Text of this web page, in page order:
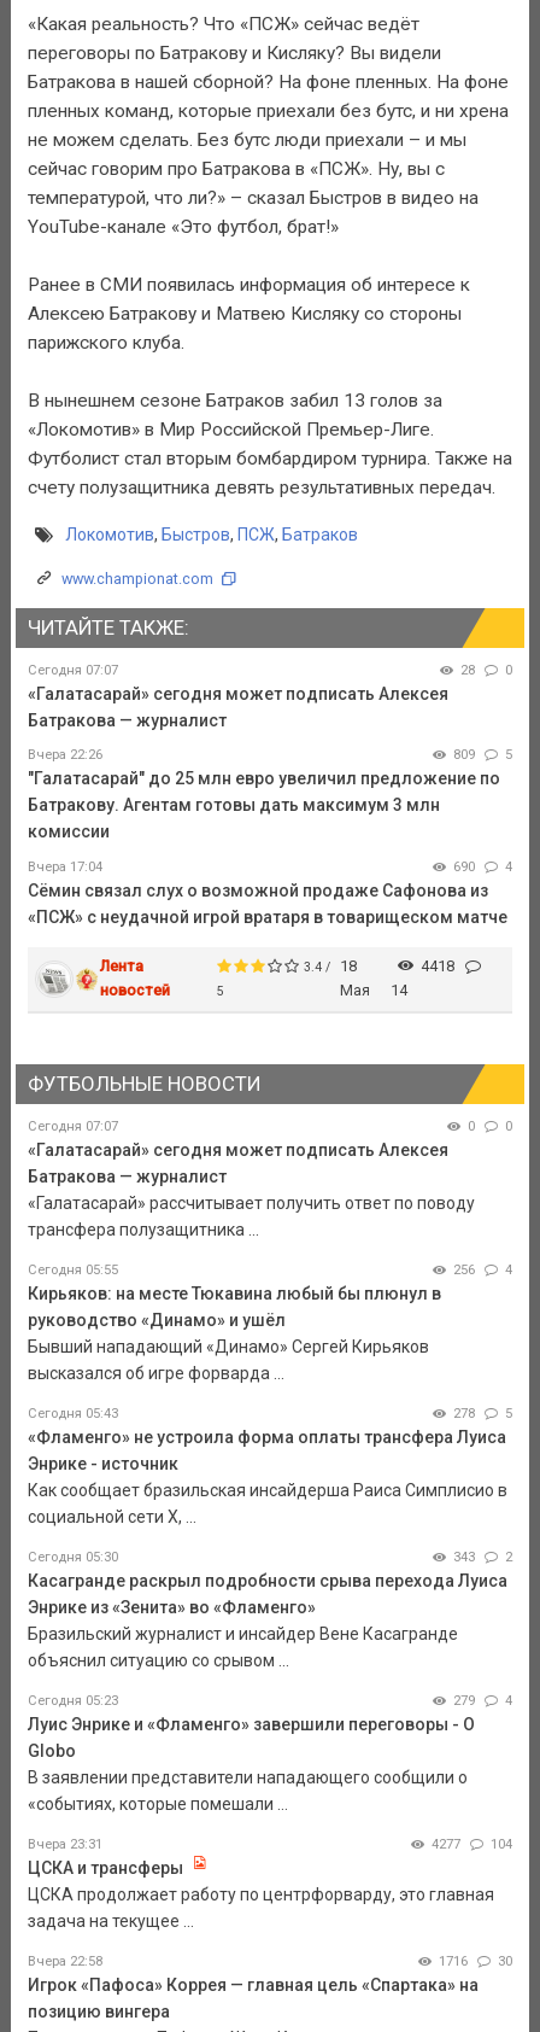
«Какая реальность? Что «ПСЖ» сейчас ведёт
переговоры по Батракову и Кисляку? Вы видели
Батракова в нашей сборной? На фоне пленных. На фоне
пленных команд, которые приехали без бутс, и ни хрена
не можем сделать. Без бутс люди приехали – и мы
сейчас говорим про Батракова в «ПСЖ». Ну, вы с
температурой, что ли?» – сказал Быстров в видео на
YouTube-канале «Это футбол, брат!»
Ранее в СМИ появилась информация об интересе к
Алексею Батракову и Матвею Кисляку со стороны
парижского клуба.
В нынешнем сезоне Батраков забил 13 голов за
«Локомотив» в Мир Российской Премьер-Лиге.
Футболист стал вторым бомбардиром турнира. Также на
счету полузащитника девять результативных передач.
Локомотив, Быстров, ПСЖ, Батраков
www.championat.com
ЧИТАЙТЕ ТАКЖЕ:
Сегодня 07:07 28 0
«Галатасарай» сегодня может подписать Алексея
Батракова — журналист
Вчера 22:26 809 5
"Галатасарай" до 25 млн евро увеличил предложение по
Батракову. Агентам готовы дать максимум 3 млн
комиссии
Вчера 17:04 690 4
Сёмин связал слух о возможной продаже Сафонова из
«ПСЖ» с неудачной игрой вратаря в товарищеском матче
Лента
новостей
3.4 /
5
18
Мая
4418
14
ФУТБОЛЬНЫЕ НОВОСТИ
Сегодня 07:07 0 0
«Галатасарай» сегодня может подписать Алексея
Батракова — журналист
«Галатасарай» рассчитывает получить ответ по поводу
трансфера полузащитника ...
Сегодня 05:55 256 4
Кирьяков: на месте Тюкавина любый бы плюнул в
руководство «Динамо» и ушёл
Бывший нападающий «Динамо» Сергей Кирьяков
высказался об игре форварда ...
Сегодня 05:43 278 5
«Фламенго» не устроила форма оплаты трансфера Луиса
Энрике - источник
Как сообщает бразильская инсайдерша Раиса Симплисио в
социальной сети Х, ...
Сегодня 05:30 343 2
Касагранде раскрыл подробности срыва перехода Луиса
Энрике из «Зенита» во «Фламенго»
Бразильский журналист и инсайдер Вене Касагранде
объяснил ситуацию со срывом ...
Сегодня 05:23 279 4
Луис Энрике и «Фламенго» завершили переговоры - O
Globo
В заявлении представители нападающего сообщили о
«событиях, которые помешали ...
Вчера 23:31 4277 104
ЦСКА и трансферы
ЦСКА продолжает работу по центрфорварду, это главная
задача на текущее ...
Вчера 22:58 1716 30
Игрок «Пафоса» Коррея — главная цель «Спартака» на
позицию вингера